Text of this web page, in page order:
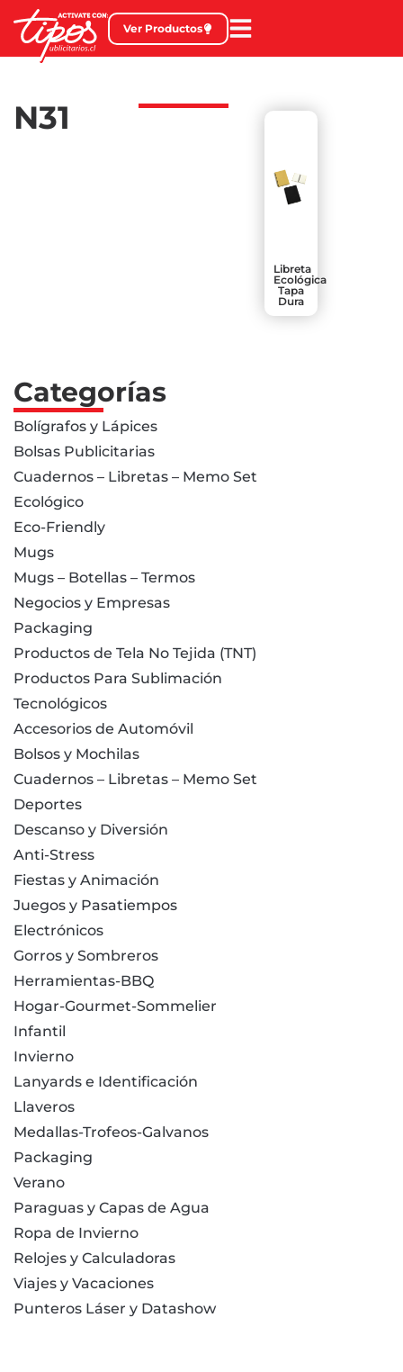
Ver Productos
N31
Libreta
Ecológica
Tapa
Dura
Categorías
Bolígrafos y Lápices
Bolsas Publicitarias
Cuadernos – Libretas – Memo Set
Ecológico
Eco-Friendly
Mugs
Mugs – Botellas – Termos
Negocios y Empresas
Packaging
Productos de Tela No Tejida (TNT)
Productos Para Sublimación
Tecnológicos
Accesorios de Automóvil
Bolsos y Mochilas
Cuadernos – Libretas – Memo Set
Deportes
Descanso y Diversión
Anti-Stress
Fiestas y Animación
Juegos y Pasatiempos
Electrónicos
Gorros y Sombreros
Herramientas-BBQ
Hogar-Gourmet-Sommelier
Infantil
Invierno
Lanyards e Identificación
Llaveros
Medallas-Trofeos-Galvanos
Packaging
Verano
Paraguas y Capas de Agua
Ropa de Invierno
Relojes y Calculadoras
Viajes y Vacaciones
Punteros Láser y Datashow